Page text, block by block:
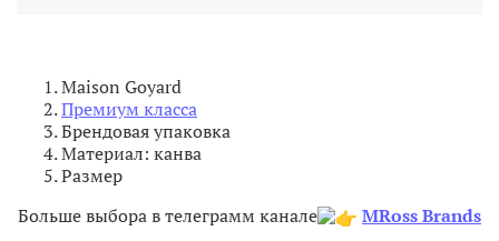
Maison Goyard
Премиум класса
Брендовая упаковка
Материал: канва
Размер
Больше выбора в телеграмм канале
MRoss Brands